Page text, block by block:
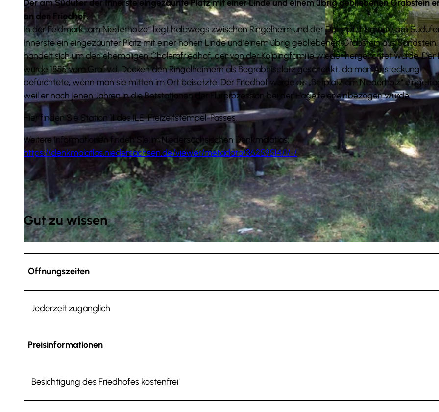
© Tourist-Information Salzgitter © Tourist-Information Salzgitter c/o Wirtschafts- und
Der am Südufer der Innerste eingezäunte Platz mit einer Linde und einem übrig gebliebenen Grabstein
an den Friedhof.
In der Feldmark „am Niederholze“ liegt halbwegs zwischen Ringelheim und der Darmpfuhlsmühle am
Innerste ein eingezäunter Platz mit einer hohen Linde und einem übrig gebliebenen Grabstein aus Sandstein.
handelt sich um den ehemaligen Cholerafriedhof, der von der Kolpingfamilie wieder hergerichtet wurde. Der
wurde 1855 vom Graf v.d. Decken den Ringelheimern als Begräbnisplatz geschenkt, da man Ansteckung
befürchtete, wenn man sie mitten im Ort beisetzte. Der Friedhof wurde als „Betplatz am Niederholz“
weil er nach jenen Jahren in die Betstationen der Flurprozession bei der Hagelfeier einbezogen wurde.
Hier finden Sie Station 11 des ILE-Freizeitstempel-Passes.
Weitere Informationen finden Sie im Niedersächsischen Denkmalatlas:
https://denkmalatlas.niedersachsen.de/viewer/metadata/36259514/1/-/
Gut zu wissen
Öffnungszeiten
Jederzeit zugänglich
Preisinformationen
Besichtigung des Friedhofes kostenfrei